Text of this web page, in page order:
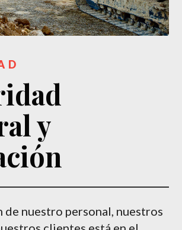
y
de nuestro personal, nuestros